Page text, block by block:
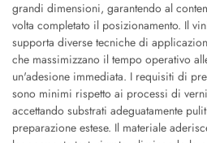
grandi dimensioni, garantendo al
volta completato il posizionamento. Il
supporta diverse tecniche di
che massimizzano il tempo operativo
un'adesione immediata. I requisiti di
sono minimi rispetto ai processi di
accettando substrati adeguatamente
preparazione estese. Il materiale